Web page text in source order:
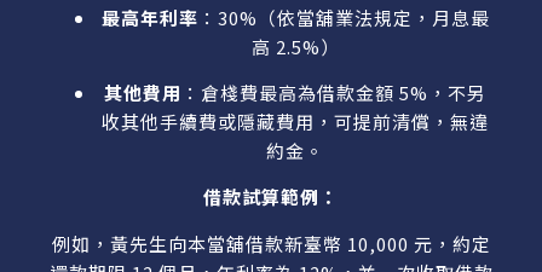
最高年利率 ：30%（依當舖業法規定，月息最
高 2.5%）
其他費用 ：倉棧費最高為借款金額 5%，不另
收其他手續費或隱藏費用，可提前清償，無違
約金。
借款試算範例：
例如，黃先生向本當舖借款新臺幣 10,000 元，約定